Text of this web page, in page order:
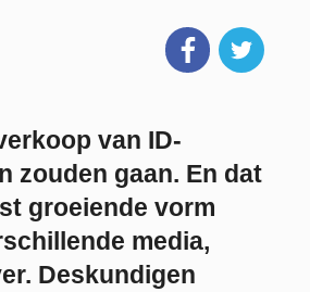
van ID-
zouden gaan. En dat
groeiende vorm
media,
Deskundigen